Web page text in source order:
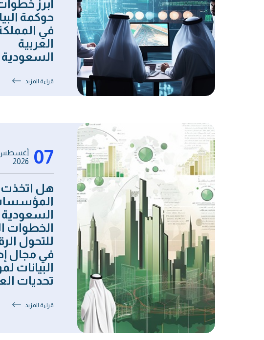
أبرز
حوكمة
في
العربية
السعودية
قراءة المزيد
07
2026
هل اتخذت
السعودية
الخطوات
للتحول
في مجال
البيانات
تحديات
قراءة المزيد